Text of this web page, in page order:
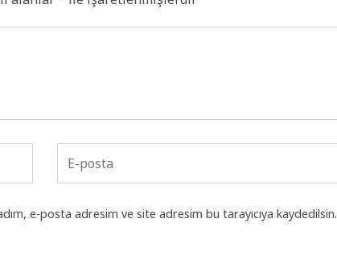
e-posta adresim ve site adresim bu tarayıcıya kaydedilsin.